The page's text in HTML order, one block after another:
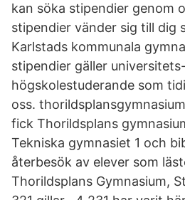
kan söka stipendier genom
stipendier vänder sig till dig
Karlstads kommunala
stipendier gäller
högskolestuderande som
oss.
fick Thorildsplans
Tekniska gymnasiet 1 och
återbesök av elever som
Thorildsplans Gymnasium,